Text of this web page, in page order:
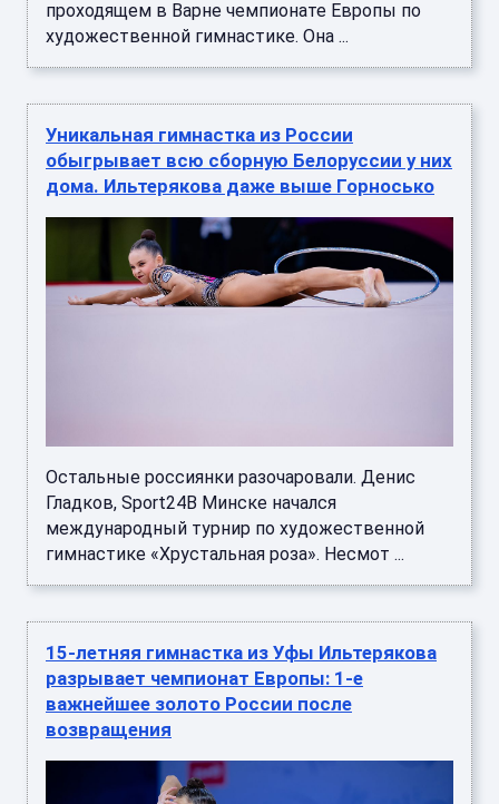
проходящем в Варне чемпионате Европы по
художественной гимнастике. Она ...
Уникальная гимнастка из России
обыгрывает всю сборную Белоруссии у них
дома. Ильтерякова даже выше Горносько
Остальные россиянки разочаровали. Денис
Гладков, Sport24В Минске начался
международный турнир по художественной
гимнастике «Хрустальная роза». Несмот ...
15-летняя гимнастка из Уфы Ильтерякова
разрывает чемпионат Европы: 1-е
важнейшее золото России после
возвращения